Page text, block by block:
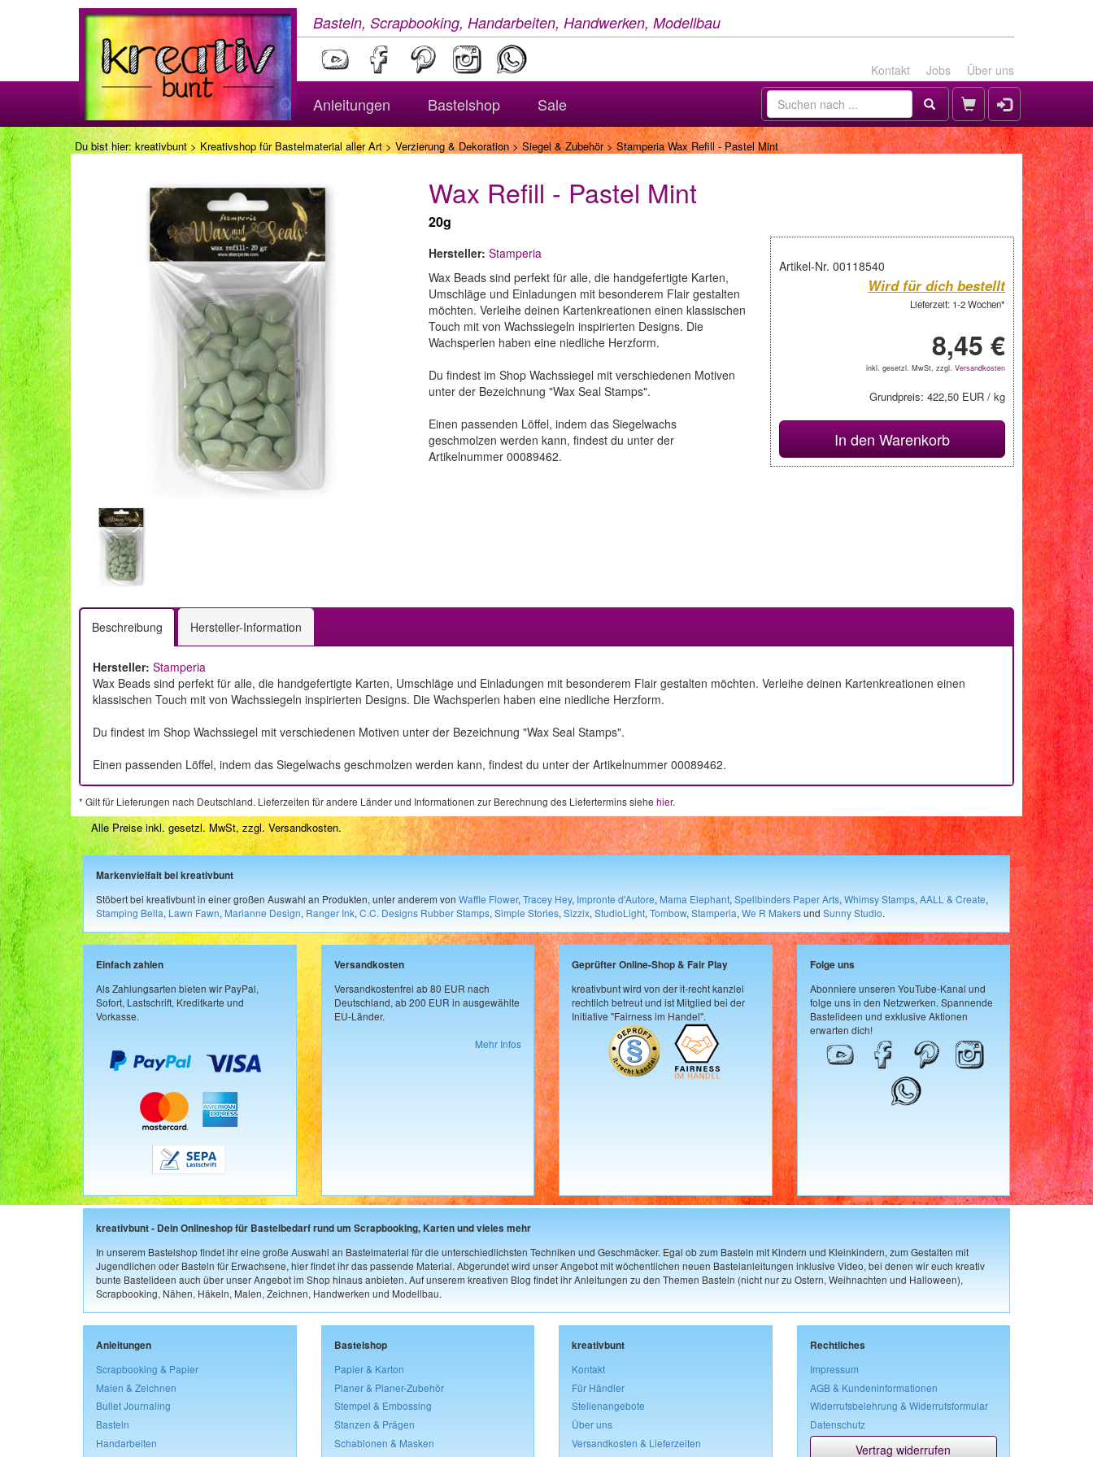
Basteln, Scrapbooking, Handarbeiten, Handwerken, Modellbau
Kontakt Jobs Über uns
Anleitungen Bastelshop Sale
Du bist hier: kreativbunt > Kreativshop für Bastelmaterial aller Art> Verzierung & Dekoration>Siegel & Zubehör> Stamperia Wax Refill - Pastel Mint
Wax Refill - Pastel Mint
20g
Artikel-Nr. 00118540
Wird für dich bestellt
Lieferzeit: 1-2 Wochen*
8,45 €
inkl. gesetzl. MwSt, zzgl. Versandkosten
Grundpreis: 422,50 EUR / kg
In den Warenkorb
Hersteller: Stamperia
Wax Beads sind perfekt für alle, die handgefertigte Karten,
Umschläge und Einladungen mit besonderem Flair gestalten
möchten. Verleihe deinen Kartenkreationen einen klassischen
Touch mit von Wachssiegeln inspirierten Designs. Die
Wachsperlen haben eine niedliche Herzform.
Du findest im Shop Wachssiegel mit verschiedenen Motiven
unter der Bezeichnung "Wax Seal Stamps".
Einen passenden Löffel, indem das Siegelwachs
geschmolzen werden kann, findest du unter der
Artikelnummer 00089462.
Beschreibung Hersteller-Information
Hersteller: Stamperia
Wax Beads sind perfekt für alle, die handgefertigte Karten, Umschläge und Einladungen mit besonderem Flair gestalten möchten. Verleihe deinen Kartenkreationen einen
klassischen Touch mit von Wachssiegeln inspirierten Designs. Die Wachsperlen haben eine niedliche Herzform.
Du findest im Shop Wachssiegel mit verschiedenen Motiven unter der Bezeichnung "Wax Seal Stamps".
Einen passenden Löffel, indem das Siegelwachs geschmolzen werden kann, findest du unter der Artikelnummer 00089462.
* Gilt für Lieferungen nach Deutschland. Lieferzeiten für andere Länder und Informationen zur Berechnung des Liefertermins siehe hier.
Alle Preise inkl. gesetzl. MwSt, zzgl. Versandkosten.
Markenvielfalt bei kreativbunt
Stöbert bei kreativbunt in einer großen Auswahl an Produkten, unter anderem von Waffle Flower, Tracey Hey, Impronte d'Autore, Mama Elephant, Spellbinders Paper Arts, Whimsy Stamps, AALL & Create,
Stamping Bella, Lawn Fawn, Marianne Design, Ranger Ink, C.C. Designs Rubber Stamps, Simple Stories, Sizzix, StudioLight, Tombow, Stamperia, We R Makersund Sunny Studio.
Einfach zahlen
Als Zahlungsarten bieten wir PayPal,
Sofort, Lastschrift, Kreditkarte und
Vorkasse.
Versandkosten
Versandkostenfrei ab 80 EUR nach
Deutschland, ab 200 EUR in ausgewählte
EU-Länder.
Mehr Infos
Geprüfter Online-Shop & Fair Play
kreativbunt wird von der it-recht kanzlei
rechtlich betreut und ist Mitglied bei der
Initiative "Fairness im Handel".
Folge uns
Abonniere unseren YouTube-Kanal und
folge uns in den Netzwerken. Spannende
Bastelideen und exklusive Aktionen
erwarten dich!
kreativbunt - Dein Onlineshop für Bastelbedarf rund um Scrapbooking, Karten und vieles mehr
In unserem Bastelshop findet ihr eine große Auswahl an Bastelmaterial für die unterschiedlichsten Techniken und Geschmäcker. Egal ob zum Basteln mit Kindern und Kleinkindern, zum Gestalten mit
Jugendlichen oder Basteln für Erwachsene, hier findet ihr das passende Material. Abgerundet wird unser Angebot mit wöchentlichen neuen Bastelanleitungen inklusive Video, bei denen wir euch kreativ
bunte Bastelideen auch über unser Angebot im Shop hinaus anbieten. Auf unserem kreativen Blog findet ihr Anleitungen zu den Themen Basteln (nicht nur zu Ostern, Weihnachten und Halloween),
Scrapbooking, Nähen, Häkeln, Malen, Zeichnen, Handwerken und Modellbau.
Anleitungen
Scrapbooking & Papier
Malen & Zeichnen
Bullet Journaling
Basteln
Handarbeiten
Bastelshop
Papier & Karton
Planer & Planer-Zubehör
Stempel & Embossing
Stanzen & Prägen
Schablonen & Masken
kreativbunt
Kontakt
Für Händler
Stellenangebote
Über uns
Versandkosten & Lieferzeiten
Rechtliches
Impressum
AGB & Kundeninformationen
Widerrufsbelehrung & Widerrufsformular
Datenschutz
Vertrag widerrufen